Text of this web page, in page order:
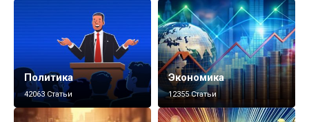
Политика
42063 Статьи
Экономика
12355 Статьи